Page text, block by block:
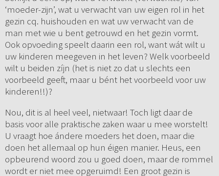
‘moeder-zijn’, wat u verwacht van uw eigen rol in het
gezin cq. huishouden en wat uw verwacht van de
man met wie u bent getrouwd en het gezin vormt.
Ook opvoeding speelt daarin een rol, want wát wilt u
uw kinderen meegeven in het leven? Welk voorbeeld
wilt u beiden zíjn (het is niet zo dat u slechts een
voorbeeld geeft, maar u bént het voorbeeld voor uw
kinderen!!)?
Nou, dit is al heel veel, nietwaar! Toch ligt daar de
basis voor alle praktische zaken waar u mee worstelt!
U vraagt hoe ándere moeders het doen, maar die
doen het allemaal op hun éigen manier. Heus, een
opbeurend woord zou u goed doen, maar de rommel
wordt er niet mee opgeruimd! Een groot gezin is